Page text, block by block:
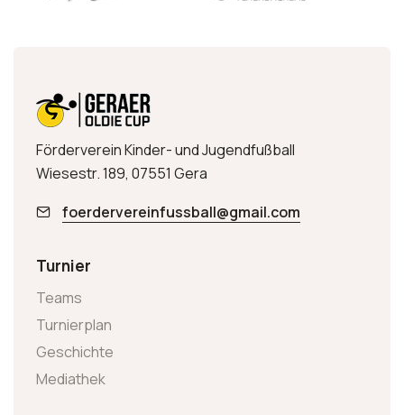
Förderverein Kinder- und Jugendfußball
Wiesestr. 189, 07551 Gera
foerdervereinfussball@gmail.com
Turnier
Teams
Turnierplan
Geschichte
Mediathek